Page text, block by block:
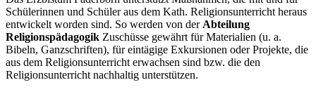
Schülerinnen und Schüler aus dem Kath. Religionsunterricht heraus
entwickelt worden sind. So werden von der Abteilung
Religionspädagogik Zuschüsse gewährt für Materialien (u. a.
Bibeln, Ganzschriften), für eintägige Exkursionen oder Projekte, die
aus dem Religionsunterricht erwachsen sind bzw. die den
Religionsunterricht nachhaltig unterstützen.